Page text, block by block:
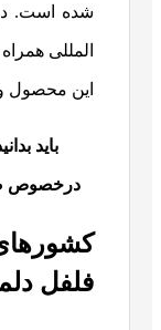
شده است.
المللی
این محصول
باید
درخصوص
فلفل